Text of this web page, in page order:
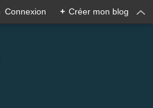
Connexion + Créer mon blog